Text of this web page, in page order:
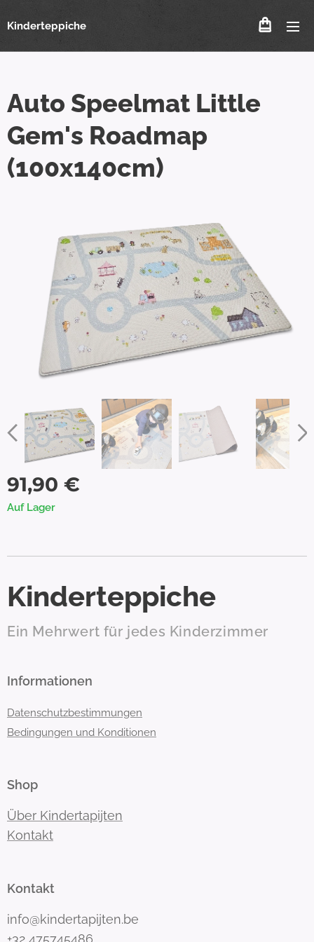
Kinderteppiche
Auto Speelmat Little
Gem's Roadmap
(100x140cm)
91,90 €
Auf Lager
Kinderteppiche
Ein Mehrwert für jedes Kinderzimmer
Informationen
Datenschutzbestimmungen
Bedingungen und Konditionen
Shop
Über Kindertapijten
Kontakt
Kontakt
info@kindertapijten.be
+32 475745486